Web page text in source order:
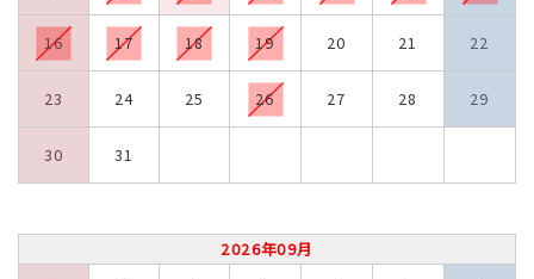
16 17 18 19 20 21 22
23 24 25 26 27 28 29
30 31
2026年09月